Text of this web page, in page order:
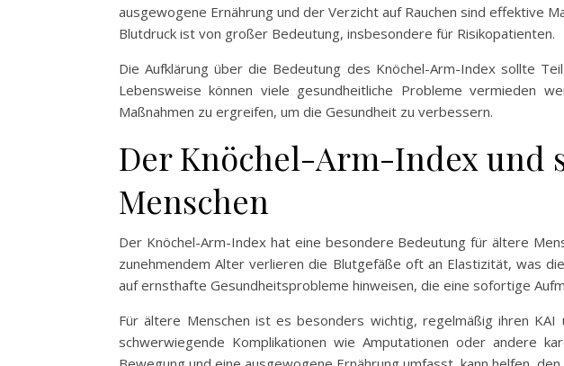
ausgewogene Ernährung und der Verzicht auf Rauchen sind effektive
Blutdruck ist von großer Bedeutung, insbesondere für Risikopatienten.
Die Aufklärung über die Bedeutung des Knöchel-Arm-Index sollte
Lebensweise können viele gesundheitliche Probleme vermieden
Maßnahmen zu ergreifen, um die Gesundheit zu verbessern.
Der Knöchel-Arm-Index und
Menschen
Der Knöchel-Arm-Index hat eine besondere Bedeutung für ältere
zunehmendem Alter verlieren die Blutgefäße oft an Elastizität, was
auf ernsthafte Gesundheitsprobleme hinweisen, die eine sofortige
Für ältere Menschen ist es besonders wichtig, regelmäßig ihren KAI
schwerwiegende Komplikationen wie Amputationen oder andere